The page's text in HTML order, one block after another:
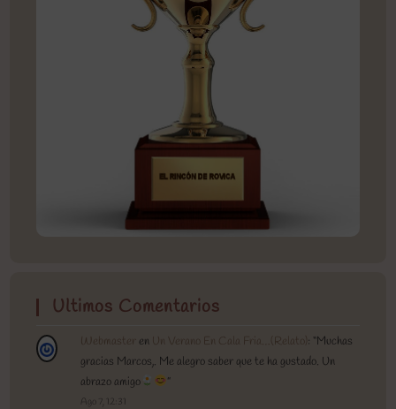
Ultimos Comentarios
Webmaster en Un Verano En Cala Fria…(Relato) : “Muchas
gracias Marcos,. Me alegro saber que te ha gustado. Un
abrazo amigo
”
Ago 7, 12:31